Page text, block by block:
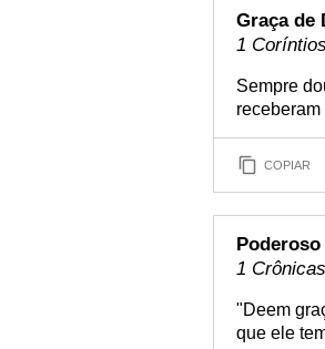
Graça de
1
Sempre
COPIAR
Poderoso
1
"Deem
que ele